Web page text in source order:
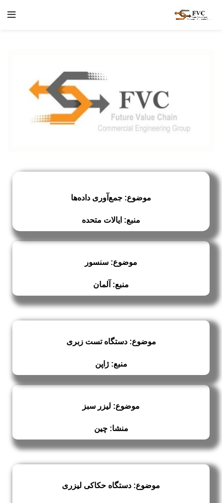
موضوع: جمع‌آوری داده‌ها
منبع: ایالات متحده
موضوع: سنسور
منبع: آلمان
موضوع: دستگاه تست زبری
منبع: ژاپن
موضوع: لیزر سبز
منشا: چین
موضوع: دستگاه حکاکی لیزری